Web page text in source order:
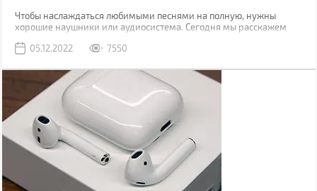
Чтобы наслаждаться любимыми песнями на полную, нужны
хорошие наушники или аудиосистема. Сегодня мы расскажем
характеристиках и других факторах, которые нужно учесть при
05.12.2022 7550